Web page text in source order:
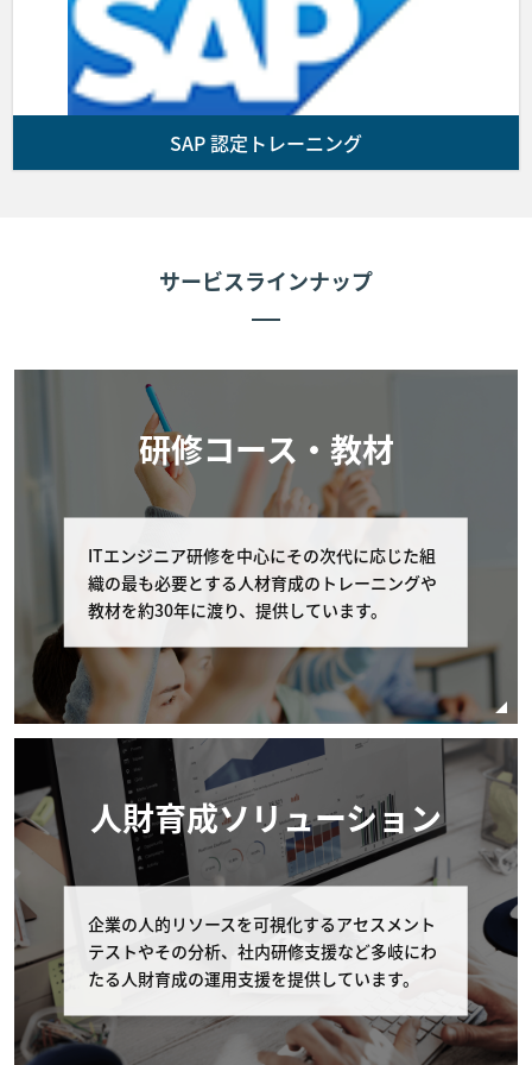
前項の支払期限までに入金が確認できない場合、
お客様の受講をお断りすることがあります。
■第5条 (コースの開催)
コースに出席しない場合であっても代金の返金は行いませ
ん。次条により申し込みを取消した場合を除き、コースに
ません。
■第6条 (お客様によるキャンセル期限)
お客様が弊社に申し込んだコースの申し込みをキャンセル
する場合は 以下に定める通りとします。
弊社への連絡 コース開催初日の11営業日前まで
に、弊社の窓口（電話番号：03-6408-2488、受
付時間：弊社休業日及び土・日・祝日を除く 9:0
0-17:00）へコースの申し込みを取り消す旨申し
出るものとします。 但し、個別に条件設定のあ
るコースの場合は、個別条件を本条に優先して適
用されるものとし、本条は適用されません。
コースの申し込みを取り消す場合の代金の取扱 お
客様が申し込みの取り消しを申し出たコースの受
講費用の扱いはお客様の申し出日により以下の通
りとします。なお以下の該当日が弊社休業日にあ
たる場合は直前の弊社営業日を申し出の期限とし
ます。 受講費用の支払いが完了している場合、
コース開催初日の11営業日以前のキャンセルに
関しては全額返金を致します。 また、受講費用
日の10営業日以内（10営業日前含む）のキャン
セルに関しては、受講費用の全額をお支払いいた
SAP 認定トレーニング
サービスラインナップ
研修コース・教材
ITエンジニア研修を中心にその次代に応じた組
織の最も必要とする人材育成のトレーニングや
教材を約30年に渡り、提供しています。
人財育成ソリューション
企業の人的リソースを可視化するアセスメント
テストやその分析、社内研修支援など多岐にわ
たる人財育成の運用支援を提供しています。